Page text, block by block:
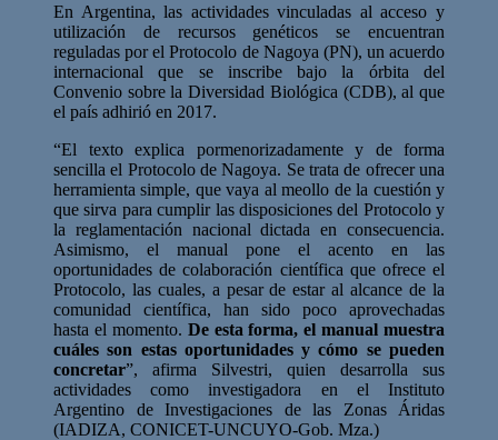
En Argentina, las actividades vinculadas al acceso y
utilización de recursos genéticos se encuentran
reguladas por el Protocolo de Nagoya (PN), un acuerdo
internacional que se inscribe bajo la órbita del
Convenio sobre la Diversidad Biológica (CDB), al que
el país adhirió en 2017.
“El texto explica pormenorizadamente y de forma
sencilla el Protocolo de Nagoya. Se trata de ofrecer una
herramienta simple, que vaya al meollo de la cuestión y
que sirva para cumplir las disposiciones del Protocolo y
la reglamentación nacional dictada en consecuencia.
Asimismo, el manual pone el acento en las
oportunidades de colaboración científica que ofrece el
Protocolo, las cuales, a pesar de estar al alcance de la
comunidad científica, han sido poco aprovechadas
hasta el momento. De esta forma, el manual muestra
cuáles son estas oportunidades y cómo se pueden
concretar”, afirma Silvestri, quien desarrolla sus
actividades como investigadora en el Instituto
Argentino de Investigaciones de las Zonas Áridas
(IADIZA, CONICET-UNCUYO-Gob. Mza.)